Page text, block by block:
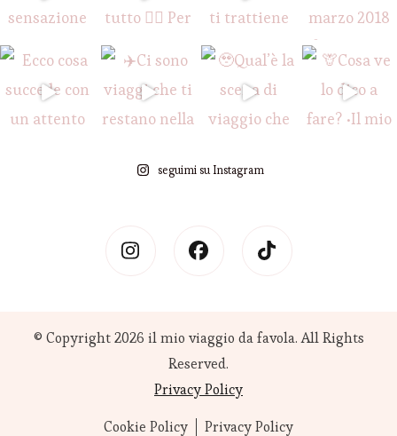
seguimi su Instagram
© Copyright 2026 il mio viaggio da favola. All Rights
Reserved.
Privacy Policy
Cookie Policy
Privacy Policy